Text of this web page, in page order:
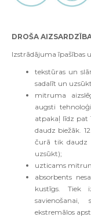
DROŠA
Izstrādājuma īpašības
tekstūras un
sadalīt un
mitruma
augsti
atpakaļ līdz pat
daudz biežāk.
čurā tik daudz
uzsūkt);
uzticams
absorbents
kustīgs. Tiek
ekstremālos